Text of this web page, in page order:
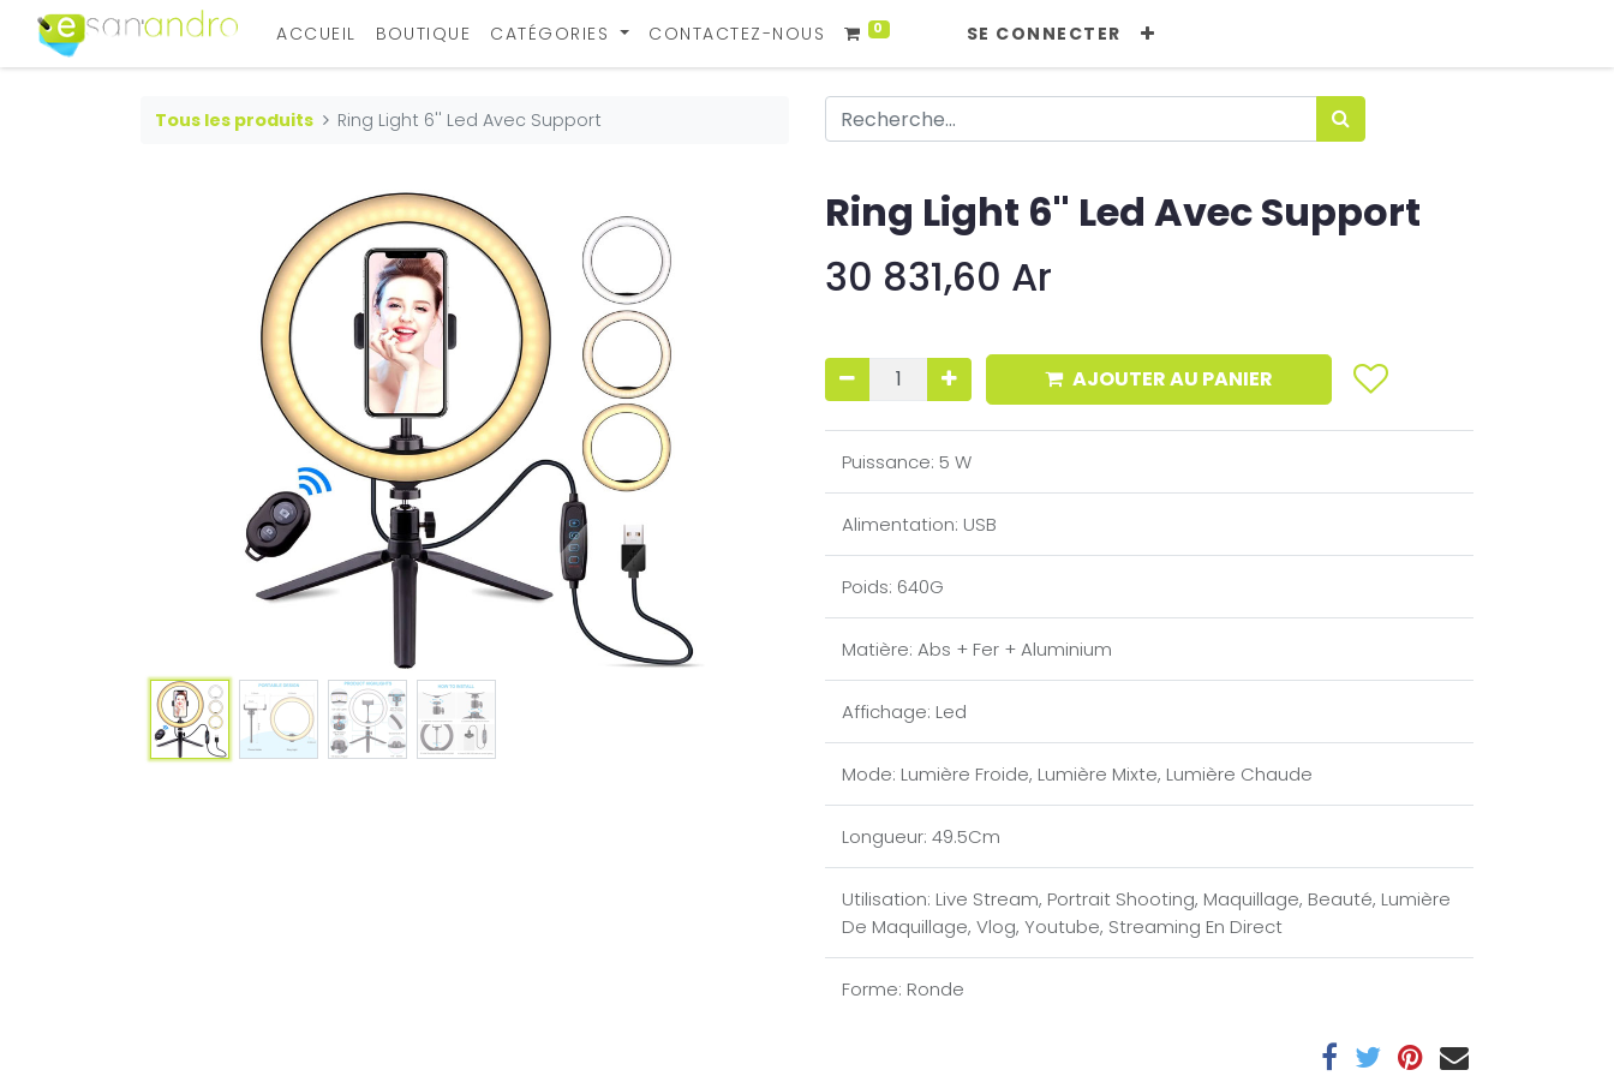
ACCUEIL BOUTIQUE CATÉGORIES CONTACTEZ-NOUS 0 SE CONNECTER
Tous les produits Ring Light 6'' Led Avec Support
Ring Light 6'' Led Avec Support
30 831,60 Ar
AJOUTER AU PANIER
Puissance: 5 W
Alimentation: USB
Poids: 640G
Matière: Abs + Fer + Aluminium
Affichage: Led
Mode: Lumière Froide, Lumière Mixte, Lumière Chaude
Longueur: 49.5Cm
Utilisation: Live Stream, Portrait Shooting, Maquillage, Beauté, Lumière
De Maquillage, Vlog, Youtube, Streaming En Direct
Forme: Ronde